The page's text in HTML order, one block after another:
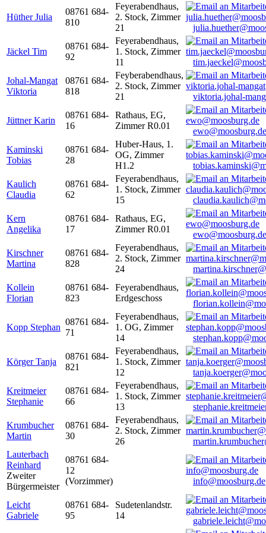
Hüther Julia
08761 684-
810
Feyerabendhaus,
2. Stock, Zimmer
21
Jäckel Tim
08761 684-
92
Feyerabendhaus,
1. Stock, Zimmer
11
Johal-Mangat
Viktoria
08761 684-
818
Feyberabendhaus,
2. Stock, Zimmer
21
viktoria.johal-
Jüttner Karin
08761 684-
16
Rathaus, EG,
Zimmer R0.01
ewo@moosburg.de
Kaminski
Tobias
08761 684-
28
Huber-Haus, 1.
OG, Zimmer
H1.2
Kaulich
Claudia
08761 684-
62
Feyerabendhaus,
1. Stock, Zimmer
15
Kern
Angelika
08761 684-
17
Rathaus, EG,
Zimmer R0.01
ewo@moosburg.de
Kirschner
Martina
08761 684-
828
Feyerabendhaus,
2. Stock, Zimmer
24
Kollein
Florian
08761 684-
823
Feyerabendhaus,
Erdgeschoss
Kopp Stephan
08761 684-
71
Feyerabendhaus,
1. OG, Zimmer
14
Körger Tanja
08761 684-
821
Feyerabendhaus,
1. Stock, Zimmer
12
Kreitmeier
Stephanie
08761 684-
66
Feyerabendhaus,
1. Stock, Zimmer
13
Krumbucher
Martin
08761 684-
30
Feyerabendhaus,
2. Stock, Zimmer
26
Lauterbach
Reinhard
Zweiter
Bürgermeister
08761 684-
12
(Vorzimmer)
info@moosburg.de
Leicht
Gabriele
08761 684-
95
Sudetenlandstr.
14